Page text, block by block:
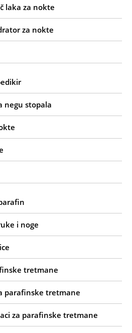
laka za nokte
za nokte
negu stopala
i noge
tretmane
parafinske tretmane
za parafinske tretmane